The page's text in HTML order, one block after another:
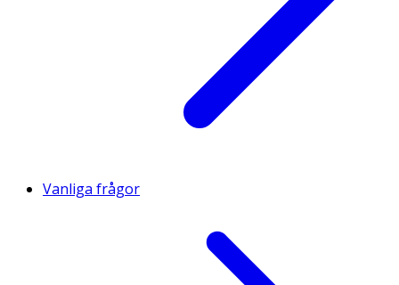
Vanliga frågor